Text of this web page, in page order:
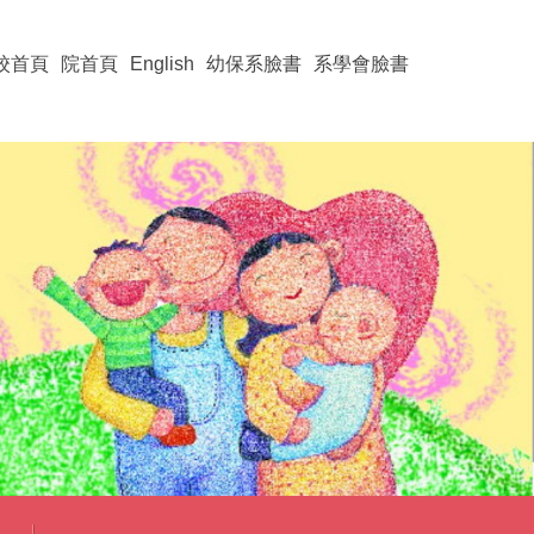
首頁 院首頁 English 幼保系臉書 系學會臉書